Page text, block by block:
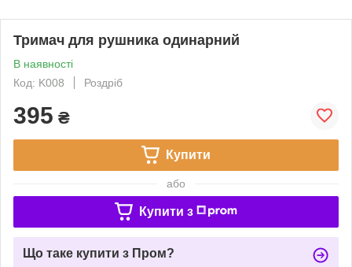
Тримач для рушника одинарний
В наявності
Код: K008
Роздріб
395 ₴
Купити
або
Купити з
Що таке купити з Пром?